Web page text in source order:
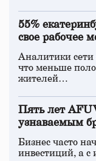
55%
свое рабочее
Аналитики сети
что меньше
жителей…
Пять лет
узнаваемым
Бизнес часто
инвестиций, а с